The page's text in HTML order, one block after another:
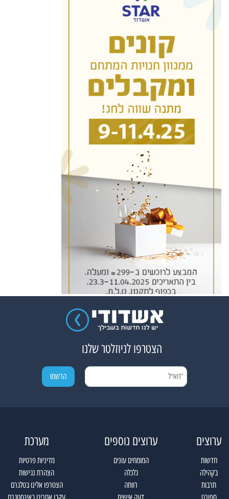
הצטרפו לניוזלטר שלנו
ערוצים
חדשות
בקהילה
תרבות
ספורט
ערוצים נוספים
המומחים עונים
כלכלה
רווחה
דעה אישית
מערכת
מדיניות פרטיות
הצהרת נגישות
הצטרפו אלינו בטלגרם
עקבו אחרינו באינסטגרם